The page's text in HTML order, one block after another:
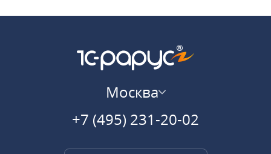
Москва
+7 (495) 231-20-02